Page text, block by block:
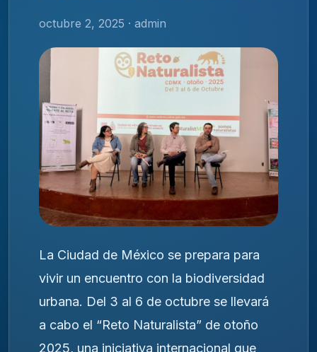
octubre 2, 2025 · admin
La Ciudad de México se prepara para
vivir un encuentro con la biodiversidad
urbana. Del 3 al 6 de octubre se llevará
a cabo el “Reto Naturalista” de otoño
2025, una iniciativa internacional que